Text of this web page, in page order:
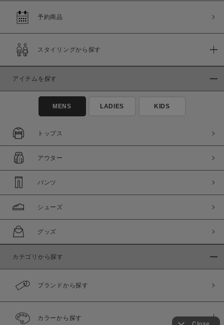
予約商品
スタイリングから探す
アイテムを探す
MENS LADIES KIDS
トップス
アウター
パンツ
シューズ
グッズ
カテゴリから探す
ブランドから探す
カラーから探す